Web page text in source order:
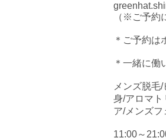
（※ご予約
＊ご予約は
＊一緒に働
メンズ脱毛
身/アロマト
ア/メンズ
11:00～